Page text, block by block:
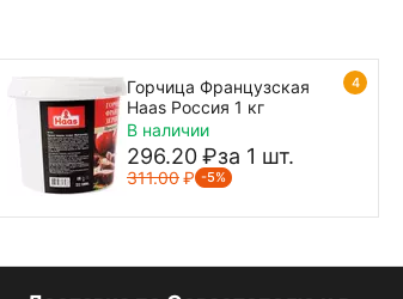
4
Горчица Французская
Haas Россия 1 кг
В наличии
296.20₽за 1 шт.
311.00₽ -5%